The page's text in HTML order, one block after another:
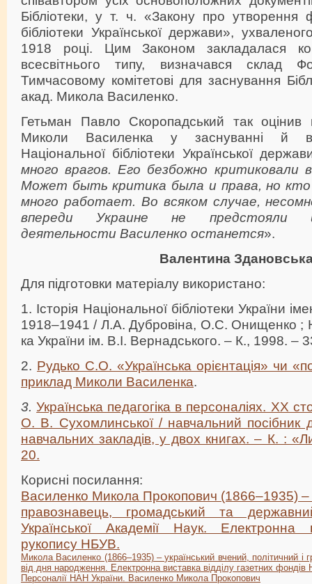
Бібліотеки, у т. ч. «Закону про утворення
бібліотеки Української держави»,
1918 році. Цим Законом закладалася
всесвітнього типу, визначався склад
Тимчасовому комітетові для заснування
акад. Микола Василенко.
Гетьман Павло Скоропадський так оцінив
Миколи Василенка у заснуванні й
Національної бібліотеки Української
много врагов.Его безбожно критиковали
Может быть критика была и права, но
много работает. Во всяком случае,
впереди Украине не предстояли
деятельности Василенко останется».
Валентина
Для підготовки матеріалу використано:
1. Історія Національної бібліотеки України
1918–1941 / Л.А. Дубровіна, О.С. Онищенко ;
ка України ім. В.І. Вернадського. – К., 1998. –
2. Рудько С.О. «Українська орієнтація» чи
приклад Миколи Василенка.
3.Українська педагогіка в персоналіях. ХХ
О. В. Сухомлинської / навчальний посібник
навчальних закладів, у двох книгах. – К. :
20.
Корисні посилання:
Василенко Микола Прокопович (1866–1935) –
правознавець, громадський та
Української Академії Наук. Електронна
рукопису НБУВ.
Микола Василенко (1866–1935) – український вчений, політичний і
від дня народження. Електронна виставка відділу газетних
Персоналії НАН України. Василенко Микола Прокопович